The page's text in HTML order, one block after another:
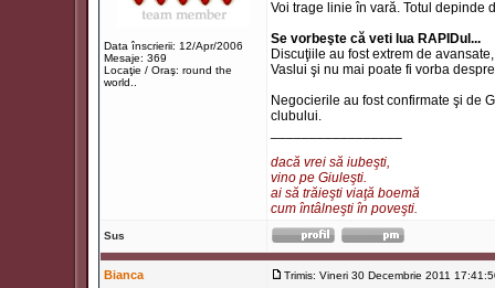
Data înscrierii: 12/Apr/2006
Mesaje: 369
Locaţie / Oraş: round the
world..
Voi trage linie în vară. Totul depinde
Se vorbeşte că veti lua RAPIDul...
Discuţiile au fost extrem de
Vaslui şi nu mai poate fi vorba
Negocierile au fost confirmate şi de
clubului.
dacă vrei să iubeşti,
vino pe Giuleşti.
ai să trăieşti viaţă boemă
cum întâlneşti în poveşti.
Sus
Bianca Trimis: Vineri 30 Decembrie 2011